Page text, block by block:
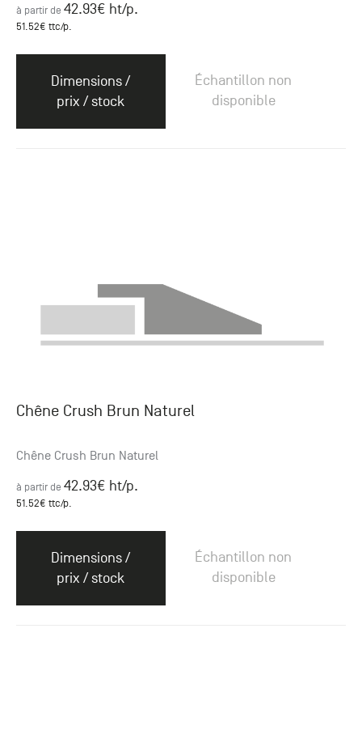
à partir de 42.93€ ht/p.
51.52€ ttc/p.
Dimensions /
prix / stock
Échantillon non
disponible
Chêne Crush Brun Naturel
Chêne Crush Brun Naturel
à partir de 42.93€ ht/p.
51.52€ ttc/p.
Dimensions /
prix / stock
Échantillon non
disponible